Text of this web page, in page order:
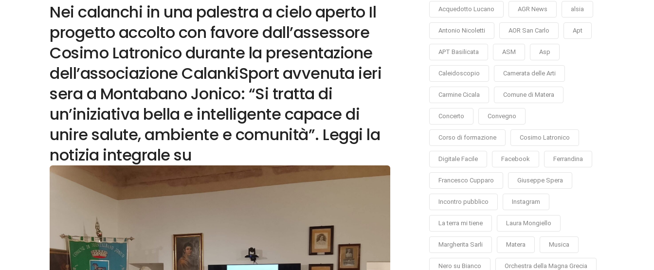
Nei calanchi in una palestra a cielo aperto Il
progetto accolto con favore dall’assessore
Cosimo Latronico durante la presentazione
dell’associazione CalankiSport avvenuta ieri
sera a Montabano Jonico: “Si tratta di
un’iniziativa bella e intelligente capace di
unire salute, ambiente e comunità”. Leggi la
notizia integrale su
Acquedotto Lucano AGR News alsia
Antonio Nicoletti AOR San Carlo Apt
APT Basilicata ASM Asp
Caleidoscopio Camerata delle Arti
Carmine Cicala Comune di Matera
Concerto Convegno
Corso di formazione Cosimo Latronico
Digitale Facile Facebook Ferrandina
Francesco Cupparo Giuseppe Spera
Incontro pubblico Instagram
La terra mi tiene Laura Mongiello
Margherita Sarli Matera Musica
Nero su Bianco Orchestra della Magna Grecia